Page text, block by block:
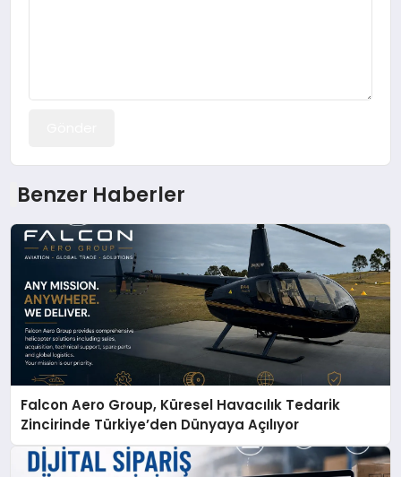
Benzer Haberler
Falcon Aero Group, Küresel Havacılık Tedarik
Zincirinde Türkiye’den Dünyaya Açılıyor